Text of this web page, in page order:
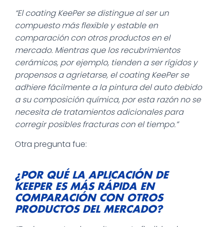
“El coating KeePer se distingue al ser un
compuesto más flexible y estable en
comparación con otros productos en el
mercado. Mientras que los recubrimientos
cerámicos, por ejemplo, tienden a ser rígidos y
propensos a agrietarse, el coating KeePer se
adhiere fácilmente a la pintura del auto debido
a su composición química, por esta razón no se
necesita de tratamientos adicionales para
corregir posibles fracturas con el tiempo.”
Otra pregunta fue:
¿POR QUÉ LA APLICACIÓN DE
KEEPER ES MÁS RÁPIDA EN
COMPARACIÓN CON OTROS
PRODUCTOS DEL MERCADO?